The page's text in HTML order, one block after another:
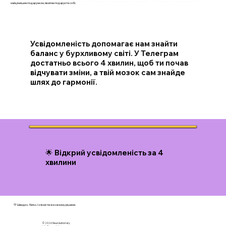
найціннішим подарунком, який ви подаруєте собі.
Усвідомленість допомагає нам знайти
баланс у бурхливому світі. У Телеграм
достатньо всього 4 хвилин, щоб ти почав
відчувати зміни, а твій мозок сам знайде
шлях до гармонії.
🌟 Відкрий усвідомленість за 4
хвилини
💛 Швидко. Легко. І з ясністю в кожному рішенні.
© 2026 Neurolutionary